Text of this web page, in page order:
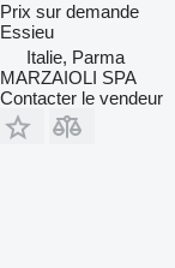
Prix sur demande
Essieu
Italie, Parma
MARZAIOLI SPA
Contacter le vendeur